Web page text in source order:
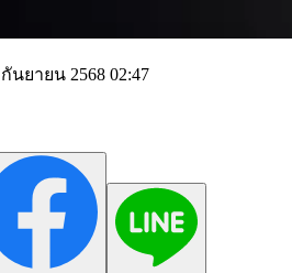
กันยายน 2568 02:47